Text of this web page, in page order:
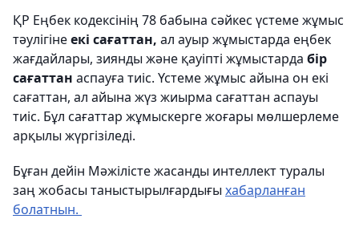
ҚР Еңбек кодексінің 78 бабына сәйкес үстеме жұмыс
тәулігінеекі сағаттан, ал ауыр жұмыстарда еңбек
жағдайлары, зиянды және қауіпті жұмыстарда бір
сағаттан аспауға тиіс. Үстеме жұмыс айына он екі
сағаттан, ал айына жүз жиырма сағаттан аспауы
тиіс. Бұл сағаттар жұмыскерге жоғары мөлшерлеме
арқылы жүргізіледі.
Бұған дейін Мәжілісте жасанды интеллект туралы
заң жобасы таныстырылғардығы хабарланған
болатнын.